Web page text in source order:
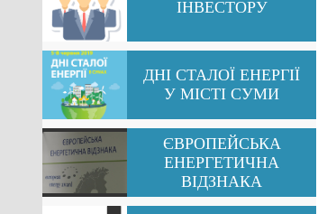
ІНВЕСТОРУ
ДНІ СТАЛОЇ ЕНЕРГІЇ
У МІСТІ СУМИ
ЄВРОПЕЙСЬКА
ЕНЕРГЕТИЧНА
ВІДЗНАКА
ЯРМАРОК
ІНВЕСТИЦІ В
КИТАЇ – COIFAIR